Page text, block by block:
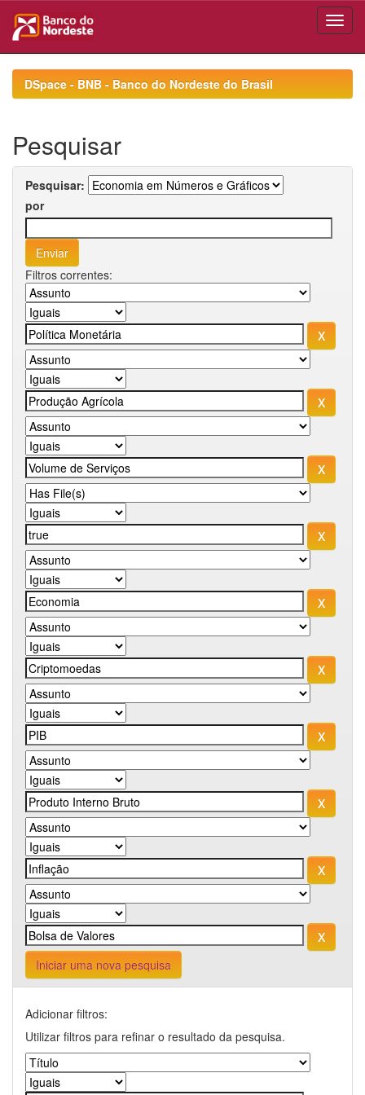
navigationDSpace - BNB - Banco do Nordeste do Brasil
Pesquisar
Pesquisar:
por
Filtros correntes:
Iniciar uma nova pesquisa
Adicionar filtros:
Utilizar filtros para refinar o resultado da pesquisa.